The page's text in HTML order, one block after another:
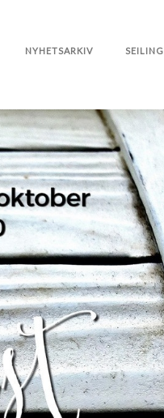
NYHETSARKIV SEILING